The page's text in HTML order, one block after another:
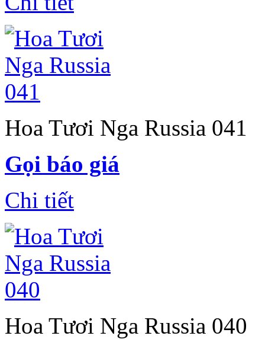
Hoa Tươi Nga Russia 041
Gọi báo giá
Chi tiết
Hoa Tươi Nga Russia 040